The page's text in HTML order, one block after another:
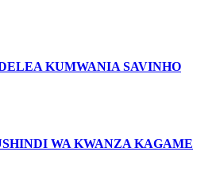
KUMWANIA SAVINHO
WA KWANZA KAGAME